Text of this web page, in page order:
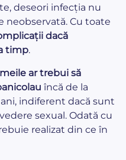
deseori infecția nu
neobservată. Cu toate
dacă
timp.
ar trebui să
încă de la
indiferent dacă sunt
sexual. Odată cu
realizat din ce în